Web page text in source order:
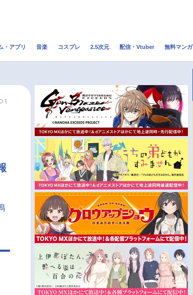
配信・Vtuber トレンド
アニメ曜日別一覧
メ
秋アニメ
冬アニメ
・アプリ 音楽 コスプレ 2.5次元 配信・Vtuber 無料マンガ